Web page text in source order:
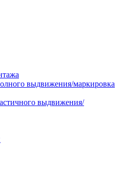
выдвижения/маркировка
выдвижения/